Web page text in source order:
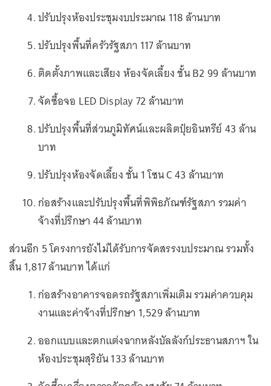
ปรับปรุงห้องประชุมงบประมาณ 118 ล้านบาท
ปรับปรุงพื้นที่ครัวรัฐสภา 117 ล้านบาท
ติดตั้งภาพและเสียง ห้องจัดเลี้ยง ชั้น B2 99 ล้านบาท
จัดซื้อจอ LED Display 72 ล้านบาท
ปรับปรุงพื้นที่ส่วนภูมิทัศน์และผลิตปุ๋ยอินทรีย์ 43 ล้าน
บาท
ปรับปรุงห้องจัดเลี้ยง ชั้น 1 โซน C 43 ล้านบาท
ก่อสร้างและปรับปรุงพื้นที่พิพิธภัณฑ์รัฐสภา รวมค่า
จ้างที่ปรึกษา 44 ล้านบาท
ส่วนอีก 5 โครงการยังไม่ได้รับการจัดสรรงบประมาณ รวมทั้ง
สิ้น 1,817 ล้านบาท ได้แก่
ก่อสร้างอาคารจอดรถรัฐสภาเพิ่มเติม รวมค่าควบคุม
งานและค่าจ้างที่ปรึกษา 1,529 ล้านบาท
ออกแบบและตกแต่งฉากหลังบัลลังก์ประธานสภาฯ ใน
ห้องประชุมสุริยัน 133 ล้านบาท